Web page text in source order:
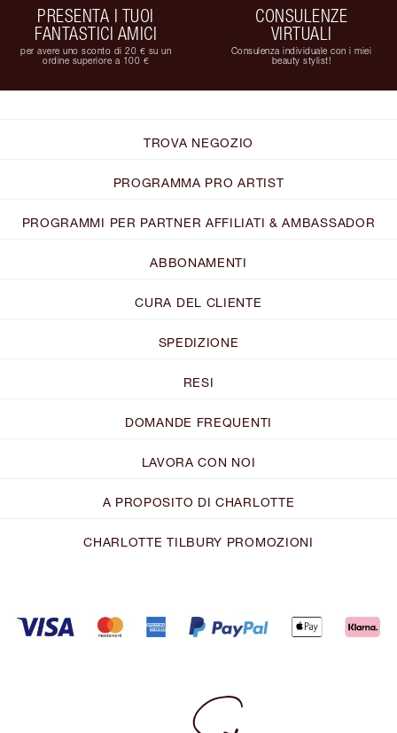
PRESENTA I TUOI
FANTASTICI AMICI
per avere uno sconto di 20 € su un
ordine superiore a 100 €
CONSULENZE
VIRTUALI
Consulenza individuale con i miei
beauty stylist!
TROVA NEGOZIO
PROGRAMMA PRO ARTIST
PROGRAMMI PER PARTNER AFFILIATI & AMBASSADOR
ABBONAMENTI
CURA DEL CLIENTE
SPEDIZIONE
RESI
DOMANDE FREQUENTI
LAVORA CON NOI
A PROPOSITO DI CHARLOTTE
CHARLOTTE TILBURY PROMOZIONI